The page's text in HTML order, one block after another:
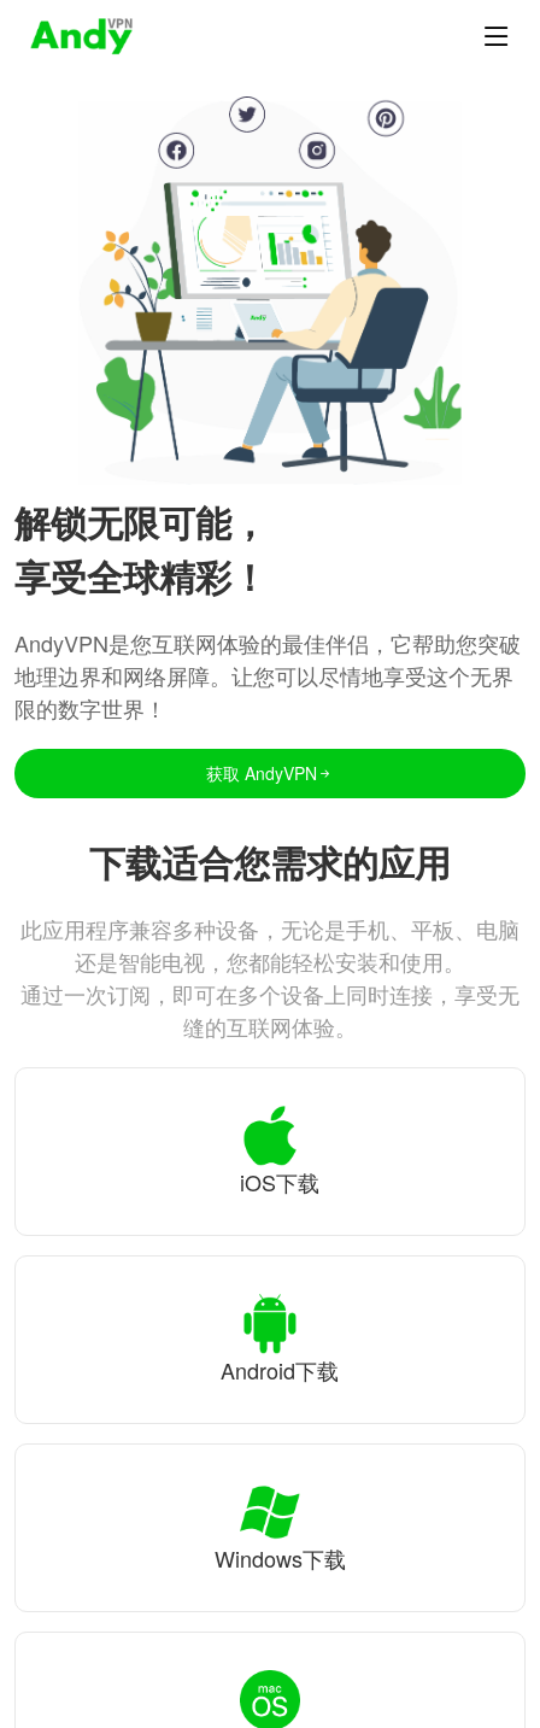
解锁无限可能，
享受全球精彩！
AndyVPN是您互联网体验的最佳伴侣，它帮助您突破
地理边界和网络屏障。让您可以尽情地享受这个无界
限的数字世界！
获取 AndyVPN
下载适合您需求的应用
此应用程序兼容多种设备，无论是手机、平板、电脑
还是智能电视，您都能轻松安装和使用。
通过一次订阅，即可在多个设备上同时连接，享受无
缝的互联网体验。
iOS下载
Android下载
Windows下载